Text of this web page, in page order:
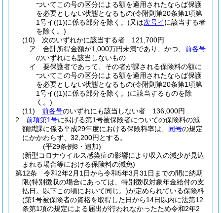
ついてこの号の区分による額を適用されたならば保護
を必要としない状態となるもの(令附則第20条第1項第
1号イ((1)に係る部分を除く。)又は次号イに該当する者
を除く。)
(10)
次のいずれかに該当する者 121,700円
ア
合計所得金額が1,000万円未満であり、かつ、 前各号
のいずれにも該当しないもの
イ
要保護者であって、その者が課される保険料の額に
ついてこの号の区分による額を適用されたならば保護
を必要としない状態となるもの(令附則第20条第1項第
1号イ((1)に係る部分を除く。)に該当するものを除
く。)
(11)
前各号のいずれにも該当しない者 136,000円
2
前項第1号に掲げる第1号被保険者についての保険料の減
額賦課に係る平成29年度における保険料率は、 同号の規定
にかかわらず、32,200円とする。
(平29条例8・追加)
(新型コロナウイルス感染症の影響により収入の減少が見込
まれる場合等における保険料の減免)
第12条
令和2年2月1日から令和5年3月31日までの間に納期
限(特別徴収の場合にあっては、特別徴収対象年金給付の支
払日。以下この頃において同じ。)が定められている保険料
(第1号被保険者の資格を取得した日から14日以内に法第12
条第1項の規定による届出が行われなかったため令和2年2